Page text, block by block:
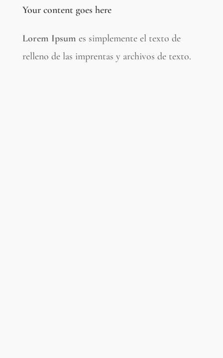
Your content goes here
Lorem Ipsum es simplemente el texto de
relleno de las imprentas y archivos de texto.